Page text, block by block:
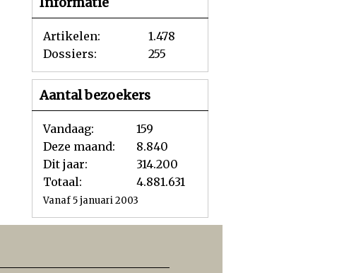
Artikelen:
1.478
Dossiers:
255
Aantal bezoekers
Vandaag:
159
Deze maand:
8.840
Dit jaar:
314.200
Totaal:
4.881.631
Vanaf 5 januari 2003